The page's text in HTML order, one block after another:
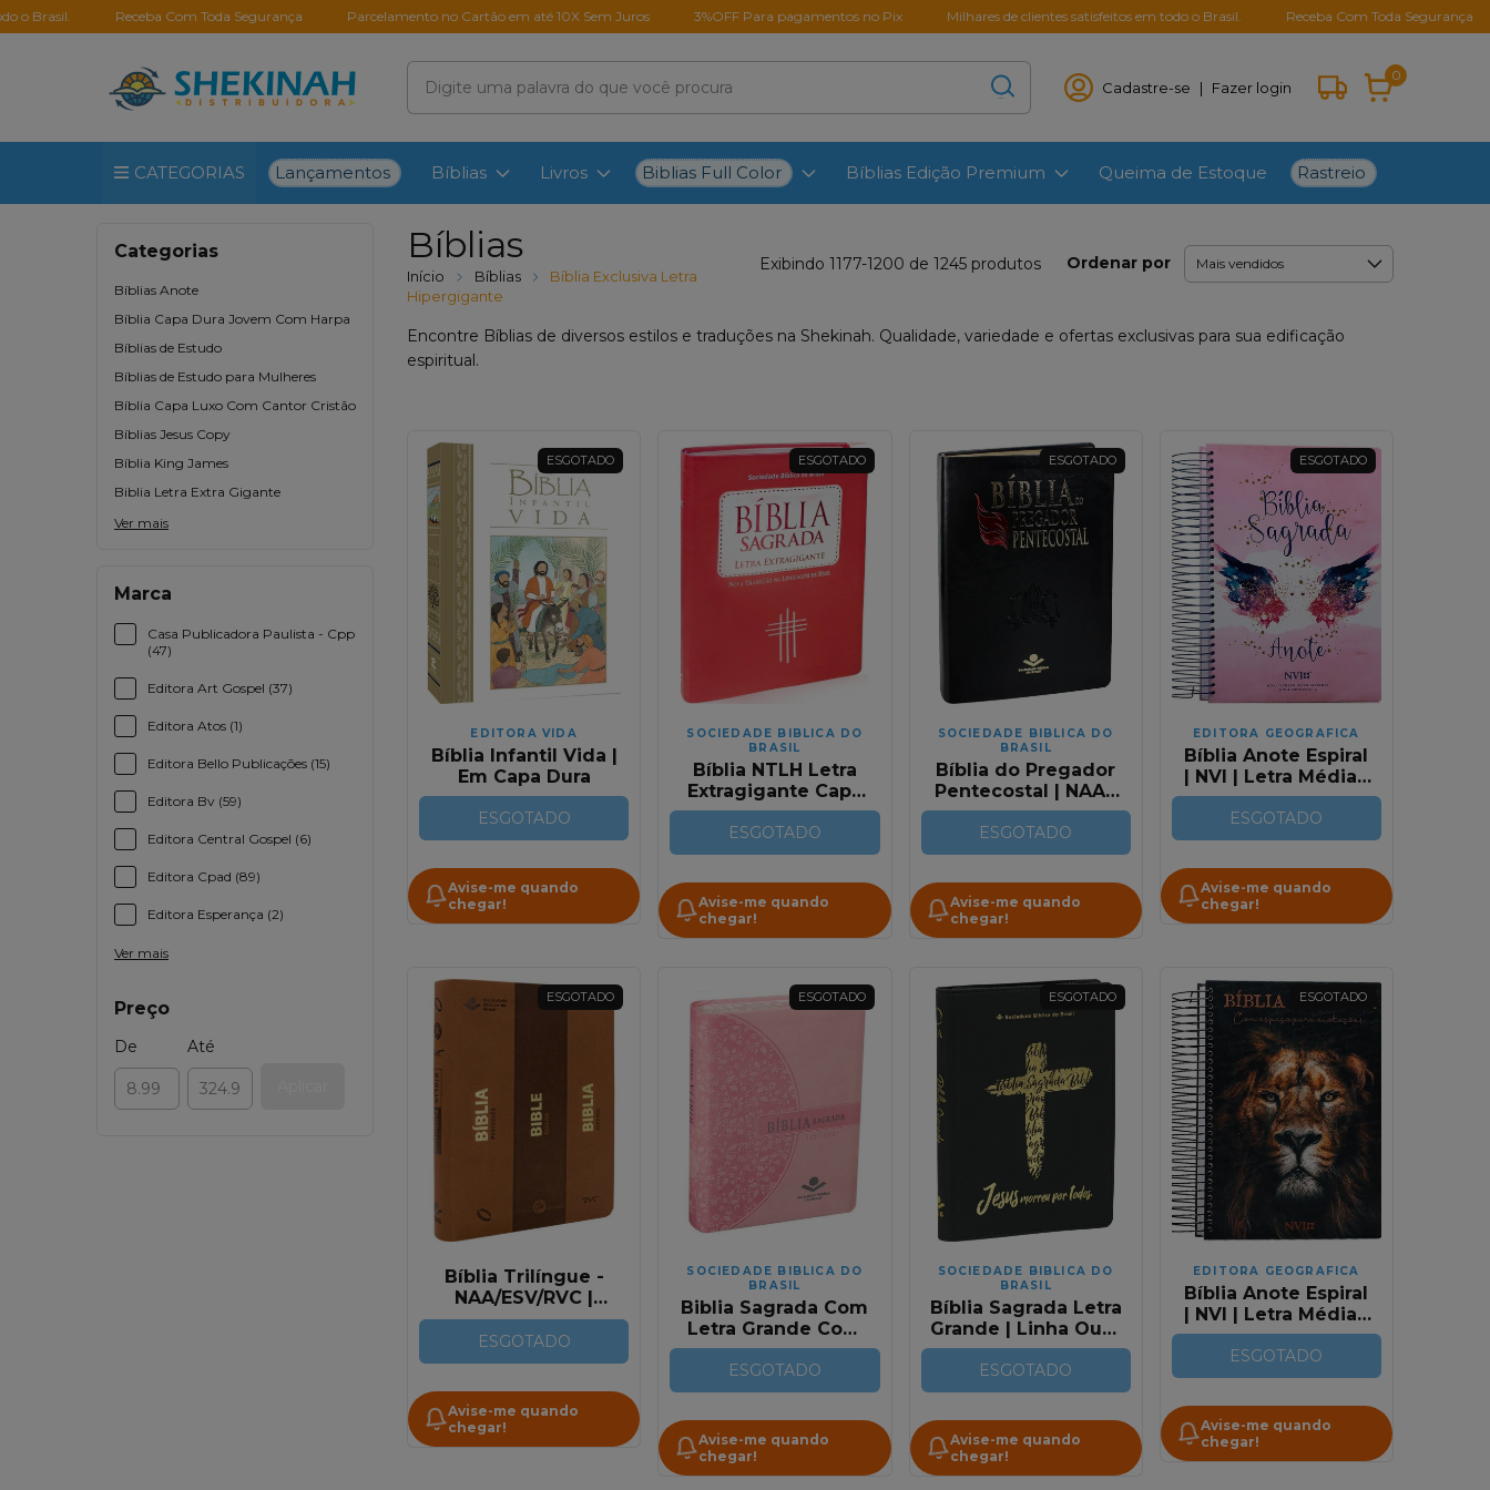
Receba Com Toda Segurança Parcelamento no Cartão em até 10X Sem Juros 3%OFF Para pagamentos no Pix Milhares de clientes satisfeitos em todo o Brasil. Receba Com Toda Segurança
Cadastre-se | Fazer login
0
CATEGORIAS Lançamentos Bíblias Livros Biblias Full Color Bíblias Edição Premium Queima de Estoque Rastreio
Categorias
Bíblias Anote
Bíblia Capa Dura Jovem Com Harpa
Bíblias de Estudo
Bíblias de Estudo para Mulheres
Bíblia Capa Luxo Com Cantor Cristão
Bíblias Jesus Copy
Bíblia King James
Biblia Letra Extra Gigante
Ver mais
Marca
Casa Publicadora Paulista - Cpp
(47)
Editora Art Gospel (37)
Editora Atos (1)
Editora Bello Publicações (15)
Editora Bv (59)
Editora Central Gospel (6)
Editora Cpad (89)
Editora Esperança (2)
Ver mais
Preço
De
Até
Bíblias
Início Bíblias
Bíblia Exclusiva Letra
Hipergigante
Exibindo 1177-1200 de 1245 produtos Ordenar por
Encontre Bíblias de diversos estilos e traduções na Shekinah. Qualidade, variedade e ofertas exclusivas para sua edificação
espiritual.
ESGOTADO
EDITORA VIDA
Bíblia Infantil Vida |
Em Capa Dura
ESGOTADO
Avise-me quando
chegar!
ESGOTADO
SOCIEDADE BIBLICA DO
BRASIL
Bíblia NTLH Letra
Extragigante Capa
em Couro Sintético
Pink Com Índice
ESGOTADO
Avise-me quando
chegar!
ESGOTADO
SOCIEDADE BIBLICA DO
BRASIL
Bíblia do Pregador
Pentecostal | NAA |
Com Caixa
Personalizada |
Preto
ESGOTADO
Avise-me quando
chegar!
ESGOTADO
EDITORA GEOGRAFICA
Bíblia Anote Espiral
| NVI | Letra Média |
Asas do
pensamento
ESGOTADO
Avise-me quando
chegar!
ESGOTADO
Bíblia Trilíngue -
NAA/ESV/RVC |
Português - Inglês -
Espanhol - Editora
SBB
ESGOTADO
Avise-me quando
chegar!
ESGOTADO
SOCIEDADE BIBLICA DO
BRASIL
Biblia Sagrada Com
Letra Grande Com
Beiras Floridas Rosa
Emborrachada RA
ESGOTADO
Avise-me quando
chegar!
ESGOTADO
SOCIEDADE BIBLICA DO
BRASIL
Bíblia Sagrada Letra
Grande | Linha Ouro
| RA | Cruz preta
ESGOTADO
Avise-me quando
chegar!
ESGOTADO
EDITORA GEOGRAFICA
Bíblia Anote Espiral
| NVI | Letra Média |
Leão de Judá
ESGOTADO
Avise-me quando
chegar!